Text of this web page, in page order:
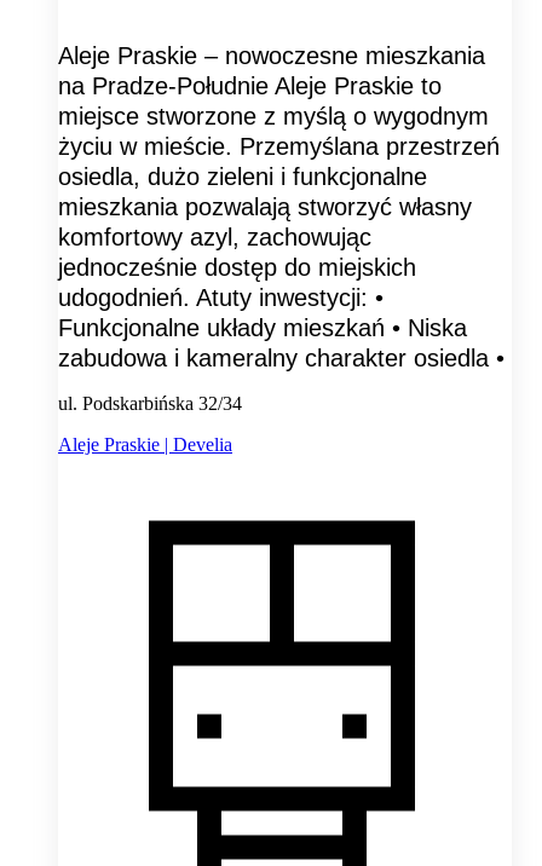
Aleje Praskie – nowoczesne mieszkania
na Pradze-Południe Aleje Praskie to
miejsce stworzone z myślą o wygodnym
życiu w mieście. Przemyślana przestrzeń
osiedla, dużo zieleni i funkcjonalne
mieszkania pozwalają stworzyć własny
komfortowy azyl, zachowując
jednocześnie dostęp do miejskich
udogodnień. Atuty inwestycji: •
Funkcjonalne układy mieszkań • Niska
zabudowa i kameralny charakter osiedla •
ul. Podskarbińska 32/34
Aleje Praskie | Develia